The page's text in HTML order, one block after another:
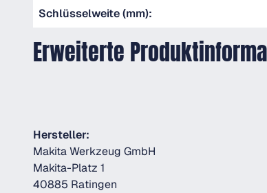
Schlüsselweite (mm):
Erweiterte
Hersteller:
Makita Werkzeug GmbH
Makita-Platz 1
40885 Ratingen